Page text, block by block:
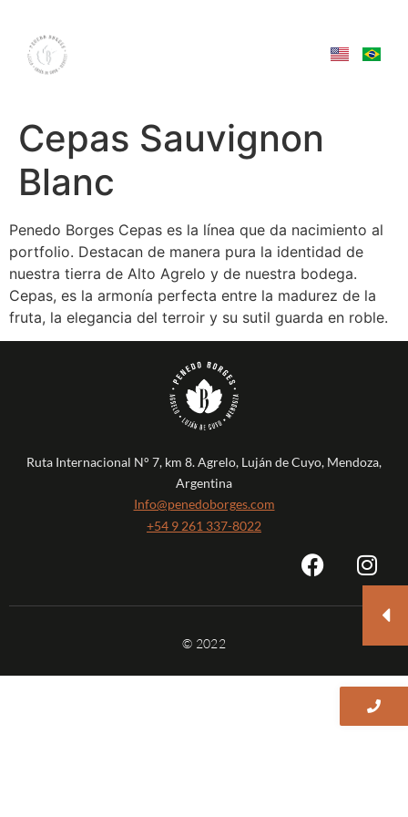
Cepas Sauvignon
Blanc
Penedo Borges Cepas es la línea que da nacimiento al
portfolio. Destacan de manera pura la identidad de
nuestra tierra de Alto Agrelo y de nuestra bodega.
Cepas, es la armonía perfecta entre la madurez de la
fruta, la elegancia del terroir y su sutil guarda en roble.
Ruta Internacional N° 7, km 8. Agrelo, Luján de Cuyo, Mendoza,
Argentina
Info@penedoborges.com
+54 9 261 337-8022
© 2022